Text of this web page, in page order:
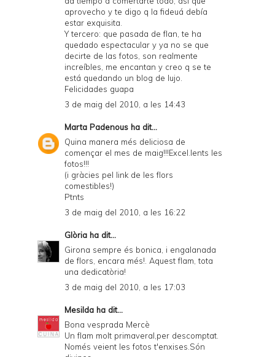
aprovecho y te digo q la fideuá debía
estar exquisita.
Y tercero: que pasada de flan, te ha
quedado espectacular y ya no se que
decirte de las fotos, son realmente
increíbles, me encantan y creo q se te
está quedando un blog de lujo.
Felicidades guapa
3 de maig del 2010, a les 14:43
Marta Padenous ha dit...
Quina manera més deliciosa de
començar el mes de maig!!!Excel.lents les
fotos!!!
(i gràcies pel link de les flors
comestibles!)
Ptnts
3 de maig del 2010, a les 16:22
Glòria ha dit...
Girona sempre és bonica, i engalanada
de flors, encara més!. Aquest flam, tota
una dedicatòria!
3 de maig del 2010, a les 17:03
Mesilda ha dit...
Bona vesprada Mercè
Un flam molt primaveral,per descomptat.
Només veient les fotos t'enxises.Són